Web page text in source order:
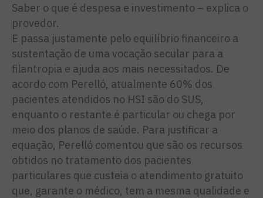
Saber o que é despesa e investimento – explica o
provedor.
E passa justamente pelo equilíbrio financeiro a
sustentação de uma vocação secular para a
filantropia e ajuda aos mais necessitados. De
acordo com Perelló, atualmente 60% dos
pacientes atendidos no HSI são do SUS,
enquanto o restante é particular ou chega por
meio dos planos de saúde. Para justificar a
equação, Perelló comentou que são os recursos
obtidos no tratamento dos pacientes
particulares que custeia o atendimento gratuito
que, garante o médico, tem a mesma qualidade e